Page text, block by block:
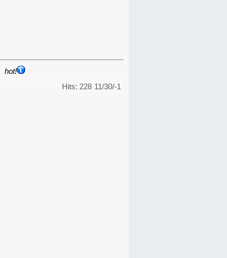
hot!
11/30/-1
Hits: 228